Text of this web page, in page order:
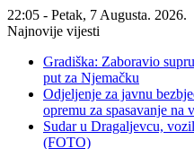
22:05 - Petak, 7 Augusta. 2026.
Najnovije vijesti
Gradiška: Zaboravio
put za Njemačku
Odjeljenje za javnu
opremu za spasavanje na
Sudar u Dragaljevcu,
(FOTO)